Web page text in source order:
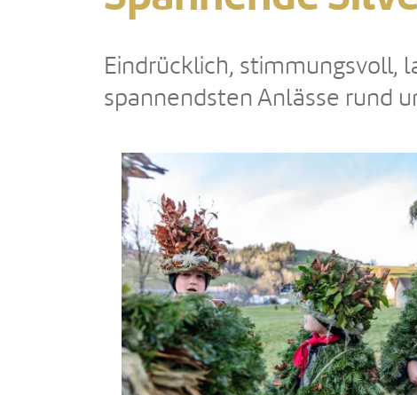
Eindrücklich, stimmungsvoll,
spannendsten Anlässe rund